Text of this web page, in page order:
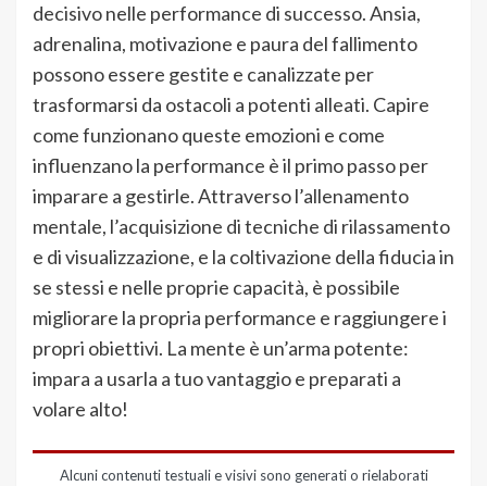
decisivo nelle performance di successo. Ansia,
adrenalina, motivazione e paura del fallimento
possono essere gestite e canalizzate per
trasformarsi da ostacoli a potenti alleati. Capire
come funzionano queste emozioni e come
influenzano la performance è il primo passo per
imparare a gestirle. Attraverso l’allenamento
mentale, l’acquisizione di tecniche di rilassamento
e di visualizzazione, e la coltivazione della fiducia in
se stessi e nelle proprie capacità, è possibile
migliorare la propria performance e raggiungere i
propri obiettivi. La mente è un’arma potente:
impara a usarla a tuo vantaggio e preparati a
volare alto!
Alcuni contenuti testuali e visivi sono generati o rielaborati